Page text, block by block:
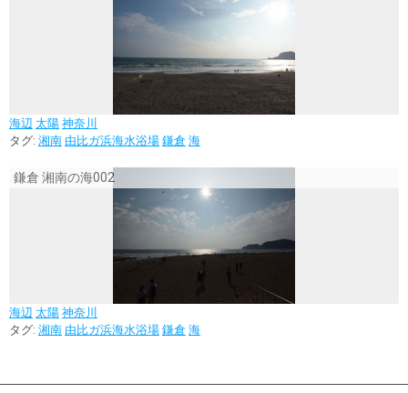
海辺 太陽 神奈川
タグ: 湘南 由比ガ浜海水浴場 鎌倉 海
鎌倉 湘南の海002
海辺 太陽 神奈川
タグ: 湘南 由比ガ浜海水浴場 鎌倉 海